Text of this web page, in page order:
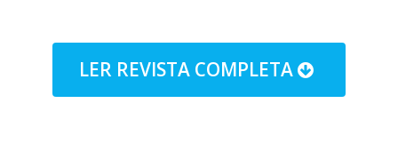
LER REVISTA COMPLETA